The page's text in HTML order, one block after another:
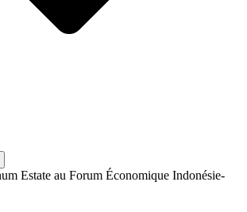
Estate au Forum Économique Indonésie-